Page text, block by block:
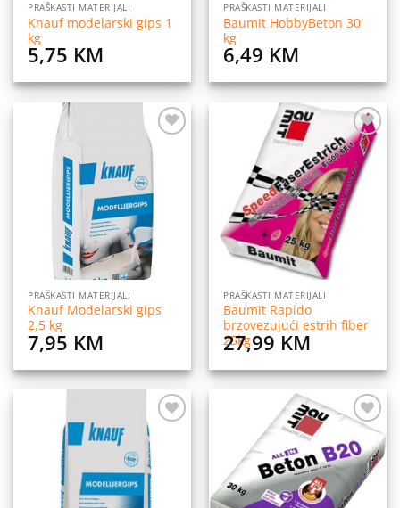
PRAŠKASTI MATERIJALI
Knauf modelarski gips 1
kg
5,75 KM
PRAŠKASTI MATERIJALI
Baumit HobbyBeton 30
kg
6,49 KM
PRAŠKASTI MATERIJALI
Knauf Modelarski gips
2,5 kg
7,95 KM
Dodaj
na
listu
želja
PRAŠKASTI MATERIJALI
Baumit Rapido
brzovezujući estrih fiber
25kg
27,99 KM
Dodaj
na
listu
želja